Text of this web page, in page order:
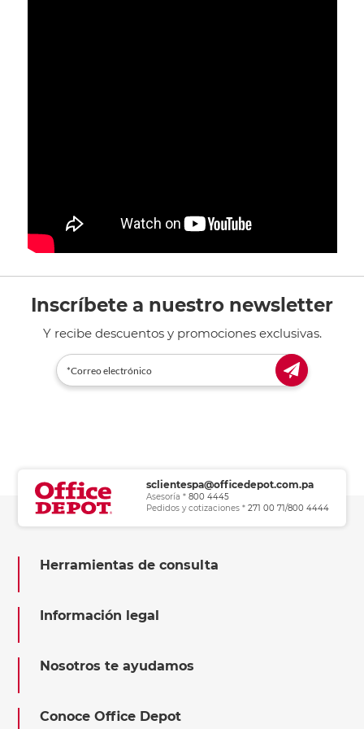
Inscríbete a nuestro newsletter
Y recibe descuentos y promociones exclusivas.
sclientespa@officedepot.com.pa
Asesoría * 800 4445
Pedidos y cotizaciones * 271 00 71/800 4444
Herramientas de consulta
Información legal
Nosotros te ayudamos
Conoce Office Depot